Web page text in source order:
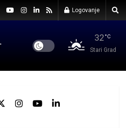
Logovanje
32 °C
Stari Grad